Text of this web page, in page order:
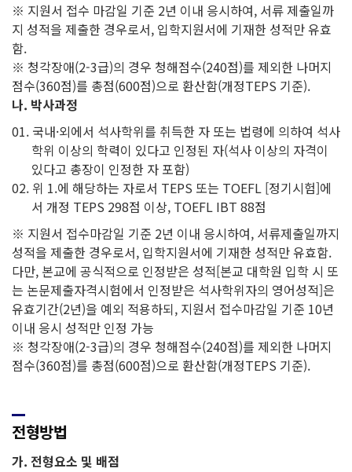
※ 지원서 접수 마감일 기준 2년 이내 응시하여, 서류 제출일까
지 성적을 제출한 경우로서, 입학지원서에 기재한 성적만 유효
함.
※ 청각장애(2-3급)의 경우 청해점수(240점)를 제외한 나머지
점수(360점)를 총점(600점)으로 환산함(개정TEPS 기준).
나. 박사과정
국내·외에서 석사학위를 취득한 자 또는 법령에 의하여 석사
학위 이상의 학력이 있다고 인정된 자(석사 이상의 자격이
있다고 총장이 인정한 자 포함)
위 1.에 해당하는 자로서 TEPS 또는 TOEFL [정기시험]에
서 개정 TEPS 298점 이상, TOEFL IBT 88점
※ 지원서 접수마감일 기준 2년 이내 응시하여, 서류제출일까지
성적을 제출한 경우로서, 입학지원서에 기재한 성적만 유효함.
다만, 본교에 공식적으로 인정받은 성적[본교 대학원 입학 시 또
는 논문제출자격시험에서 인정받은 석사학위자의 영어성적]은
유효기간(2년)을 예외 적용하되, 지원서 접수마감일 기준 10년
이내 응시 성적만 인정 가능
※ 청각장애(2-3급)의 경우 청해점수(240점)를 제외한 나머지
점수(360점)를 총점(600점)으로 환산함(개정TEPS 기준).
전형방법
가. 전형요소 및 배점